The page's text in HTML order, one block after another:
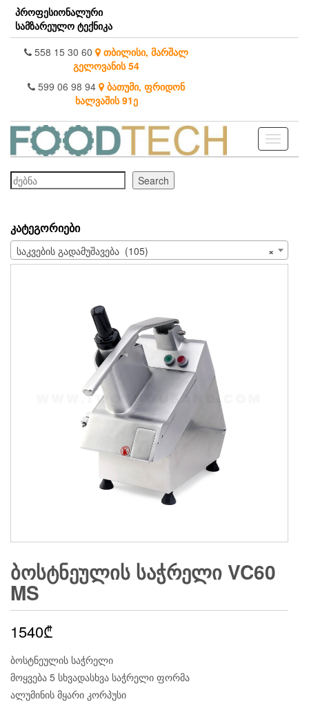
Skip
the
content
პროფესიონალური
სამზარეულო ტექნიკა
558 15 30 60 თბილისი, მარშალ
გელოვანის 54
599 06 98 94 ბათუმი, ფრიდონ
ხალვაშის 91ე
Toggle
ძებნა
Search
ᲙᲐᲢᲔᲒᲝᲠᲘᲔᲑᲘ
×
საკვების გადამუშავება (105)
ᲑᲝᲡᲢᲜᲔᲣᲚᲘᲡ ᲡᲐᲭᲠᲔᲚᲘ VC60
MS
1540₾
ბოსტნეულის საჭრელი
მოყვება 5 სხვადასხვა საჭრელი ფორმა
ალუმინის მყარი კორპუსი